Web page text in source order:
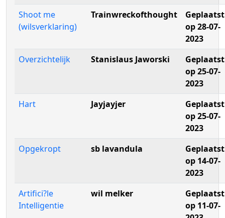
Shoot me
(wilsverklaring)
Trainwreckofthought
Geplaatst
op 28-07-
2023
Overzichtelijk
Stanislaus Jaworski
Geplaatst
op 25-07-
2023
Hart
Jayjayjer
Geplaatst
op 25-07-
2023
Opgekropt
sb lavandula
Geplaatst
op 14-07-
2023
Artifici?le
Intelligentie
wil melker
Geplaatst
op 11-07-